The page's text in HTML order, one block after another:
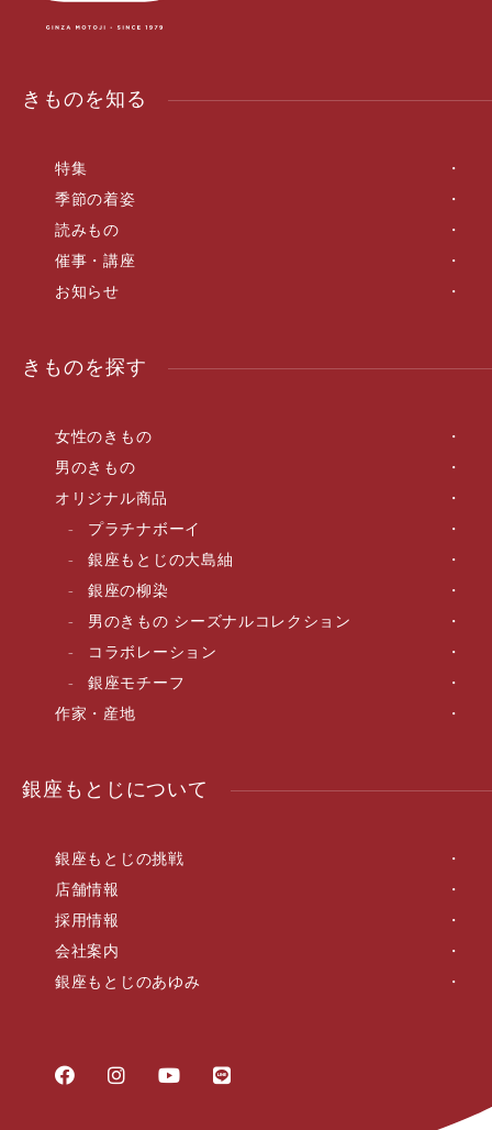
きものを知る
特集
季節の着姿
読みもの
催事・講座
お知らせ
きものを探す
女性のきもの
男のきもの
オリジナル商品
プラチナボーイ
銀座もとじの大島紬
銀座の柳染
男のきもの シーズナルコレクション
コラボレーション
銀座モチーフ
作家・産地
銀座もとじについて
銀座もとじの挑戦
店舗情報
採用情報
会社案内
銀座もとじのあゆみ